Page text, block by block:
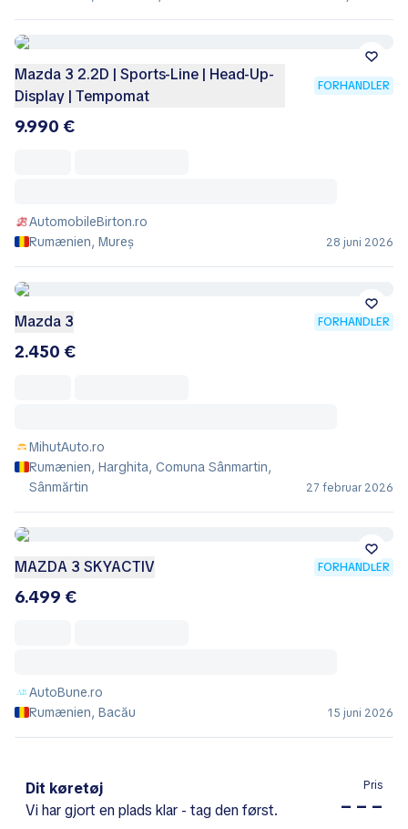
Mazda 3 2.2D | Sports-Line | Head-Up-
Display | Tempomat
FORHANDLER
9.990 €
AutomobileBirton.ro
Rumænien, Mureș
28 juni 2026
Mazda 3 FORHANDLER
2.450 €
MihutAuto.ro
Rumænien, Harghita, Comuna Sânmartin,
Sânmărtin
27 februar 2026
MAZDA 3 SKYACTIV FORHANDLER
6.499 €
AutoBune.ro
Rumænien, Bacău
15 juni 2026
Dit køretøj
Vi har gjort en plads klar - tag den først.
Pris
– – –